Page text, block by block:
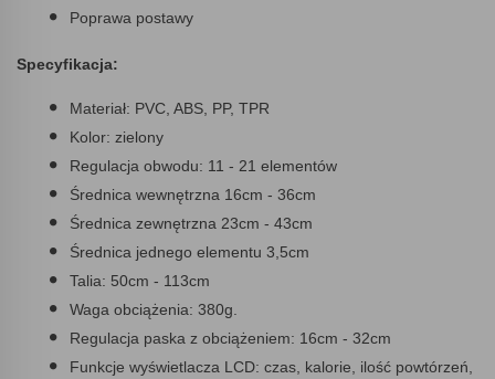
Poprawa postawy
Specyfikacja:
Materiał: PVC, ABS, PP, TPR
Kolor: zielony
Regulacja obwodu: 11 - 21 elementów
Średnica wewnętrzna 16cm - 36cm
Średnica zewnętrzna 23cm - 43cm
Średnica jednego elementu 3,5cm
Talia: 50cm - 113cm
Waga obciążenia: 380g.
Regulacja paska z obciążeniem: 16cm - 32cm
Funkcje wyświetlacza LCD: czas, kalorie, ilość powtórzeń,